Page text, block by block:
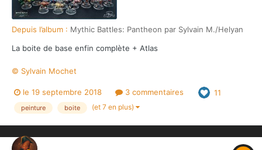
Depuis l’album : Mythic Battles: Pantheon par Sylvain M./Helyan
La boite de base enfin complète + Atlas
© Sylvain Mochet
le 19 septembre 2018 3 commentaires 11
peinture boite (et 7 en plus)